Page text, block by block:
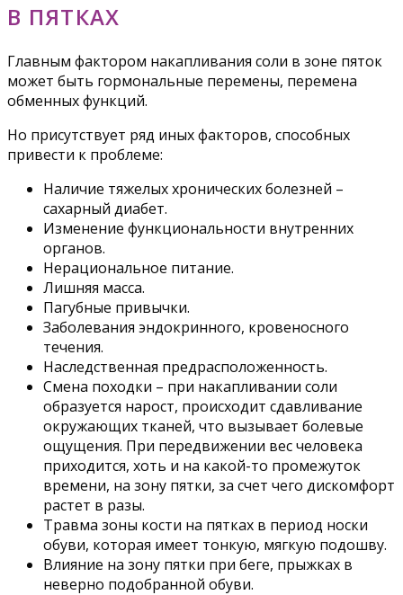
В ПЯТКАХ
Главным фактором накапливания соли в зоне пяток
может быть гормональные перемены, перемена
обменных функций.
Но присутствует ряд иных факторов, способных
привести к проблеме:
Наличие тяжелых хронических болезней –
сахарный диабет.
Изменение функциональности внутренних
органов.
Нерациональное питание.
Лишняя масса.
Пагубные привычки.
Заболевания эндокринного, кровеносного
течения.
Наследственная предрасположенность.
Смена походки – при накапливании соли
образуется нарост, происходит сдавливание
окружающих тканей, что вызывает болевые
ощущения. При передвижении вес человека
приходится, хоть и на какой-то промежуток
времени, на зону пятки, за счет чего дискомфорт
растет в разы.
Травма зоны кости на пятках в период носки
обуви, которая имеет тонкую, мягкую подошву.
Влияние на зону пятки при беге, прыжках в
неверно подобранной обуви.